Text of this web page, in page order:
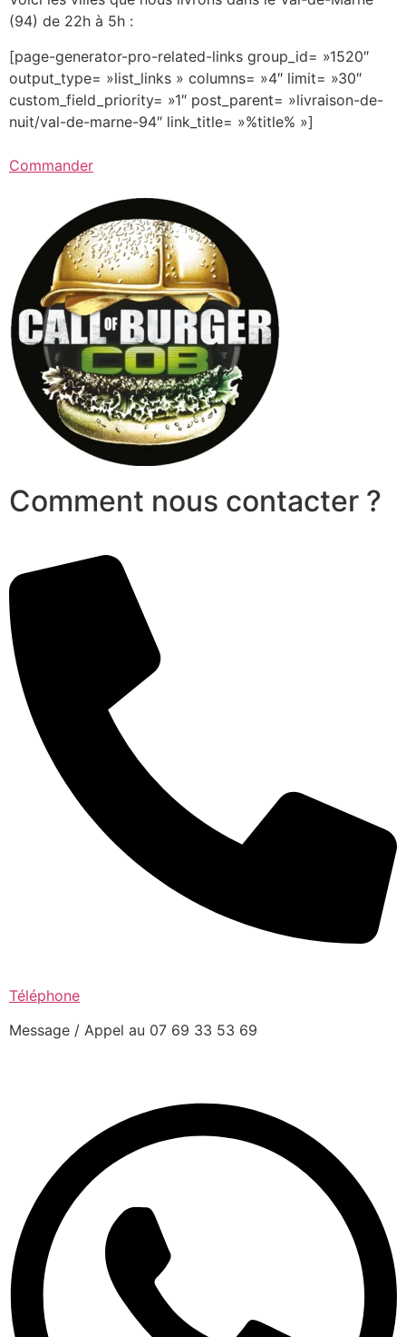
(94) de 22h à 5h :
[page-generator-pro-related-links group_id= »1520″
output_type= »list_links » columns= »4″ limit= »30″
custom_field_priority= »1″ post_parent= »livraison-de-
nuit/val-de-marne-94″ link_title= »%title% »]
Commander
Comment nous contacter ?
Téléphone
Message / Appel au 07 69 33 53 69